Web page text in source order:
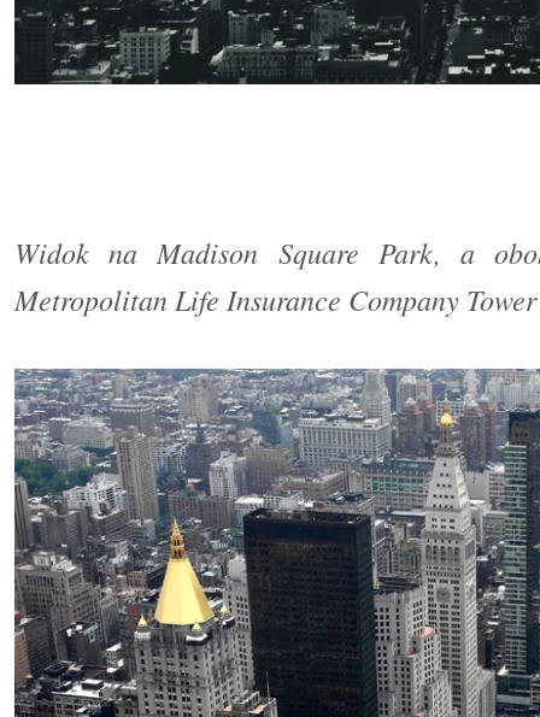
Widok na Madison Square Park, a
Metropolitan Life Insurance Company Tower